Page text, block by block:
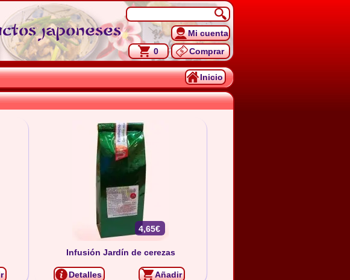
japoneses
Mi cuenta
0
Comprar
Inicio
4,65€
Infusión Jardín de cerezas
Detalles Añadir